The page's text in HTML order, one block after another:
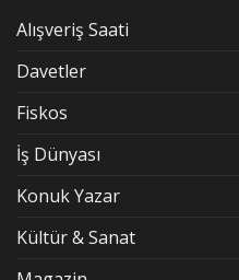
Alışveriş Saati
Davetler
Fiskos
İş Dünyası
Konuk Yazar
Kültür & Sanat